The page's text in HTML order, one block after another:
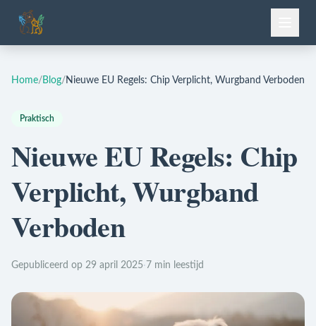
Home/ Blog/ Nieuwe EU Regels: Chip Verplicht, Wurgband Verboden
Praktisch
Nieuwe EU Regels: Chip
Verplicht, Wurgband
Verboden
Gepubliceerd op 29 april 2025· 7 min leestijd